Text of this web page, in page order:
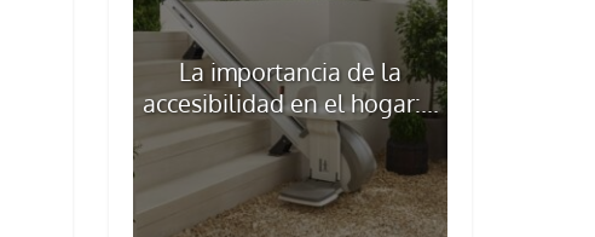
La importancia de la
accesibilidad en el hogar:...